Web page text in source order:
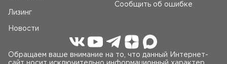
Лизинг
Новости
Сообщить об ошибке
Обращаем ваше внимание на то, что данный Интернет-